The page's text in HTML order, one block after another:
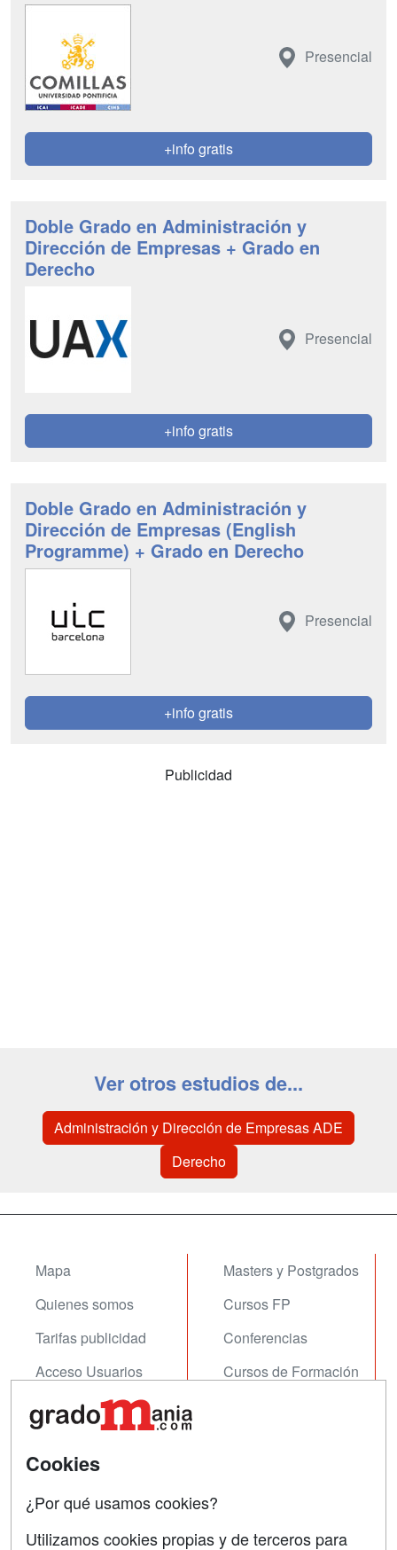
Presencial
+info gratis
Doble Grado en Administración y
Dirección de Empresas + Grado en
Derecho
Presencial
+info gratis
Doble Grado en Administración y
Dirección de Empresas (English
Programme) + Grado en Derecho
Presencial
+info gratis
Publicidad
Ver otros estudios de...
Administración y Dirección de Empresas ADE
Derecho
Mapa
Quienes somos
Tarifas publicidad
Acceso Usuarios
Acceso Centros
Masters y Postgrados
Cursos FP
Conferencias
Cursos de Formación
Contactar
Cookies
¿Por qué usamos cookies?
Utilizamos cookies propias y de terceros para